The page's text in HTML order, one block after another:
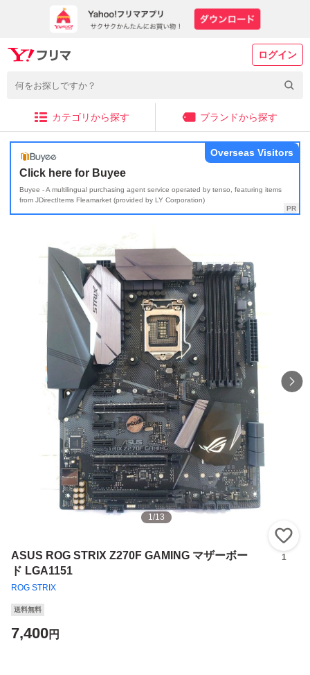
ログイン
カテゴリから探す ブランドから探す
Click here for Buyee
Buyee - A multilingual purchasing agent service operated by tenso, featuring items
from JDirectItems Fleamarket (provided by LY Corporation)
Overseas Visitors
1/13
ASUS ROG STRIX Z270F GAMING マザーボー
ド LGA1151
ROG STRIX
1
送料無料
7,400円